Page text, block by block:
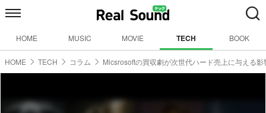
HOME MUSIC MOVIE TECH BOOK
HOME TECH コラム Micsrosoftの買収劇が次世代ハード売上に与える影